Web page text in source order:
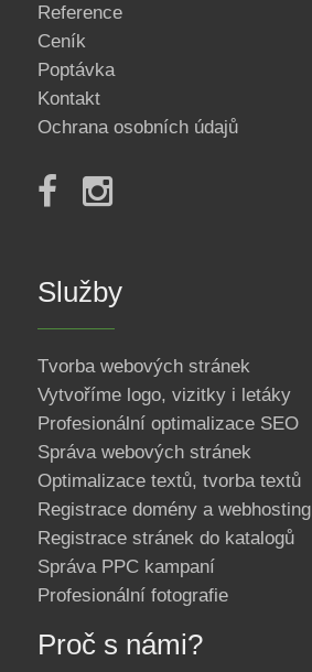
Reference
Ceník
Poptávka
Kontakt
Ochrana osobních údajů
Služby
Tvorba webových stránek
Vytvoříme logo, vizitky i letáky
Profesionální optimalizace SEO
Správa webových stránek
Optimalizace textů, tvorba textů
Registrace domény a webhosting
Registrace stránek do katalogů
Správa PPC kampaní
Profesionální fotografie
Proč s námi?